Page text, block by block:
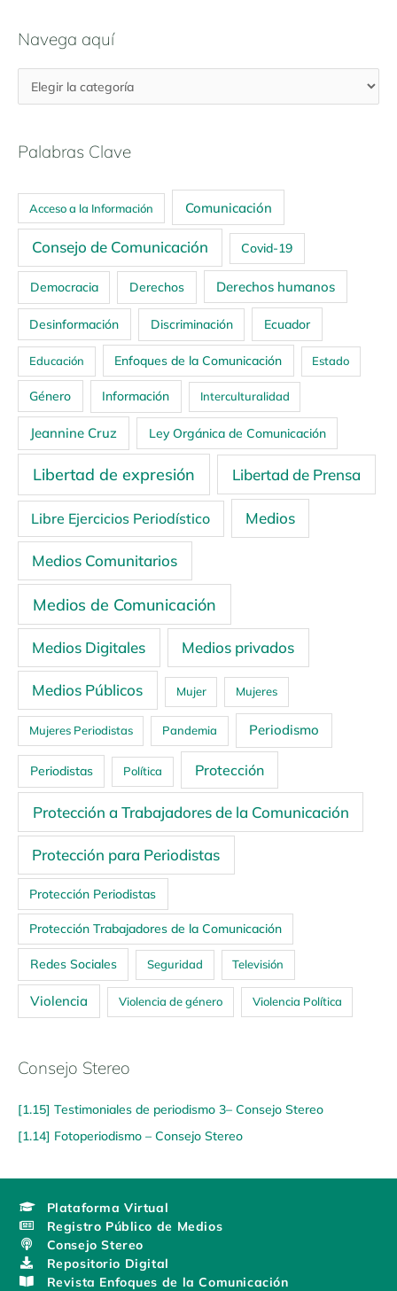
Navega aquí
Palabras Clave
Acceso a la Información Comunicación
Consejo de Comunicación Covid-19
Democracia Derechos Derechos humanos
Desinformación Discriminación Ecuador
Educación Enfoques de la Comunicación Estado
Género Información Interculturalidad
Jeannine Cruz Ley Orgánica de Comunicación
Libertad de expresión Libertad de Prensa
Libre Ejercicios Periodístico Medios
Medios Comunitarios
Medios de Comunicación
Medios Digitales Medios privados
Medios Públicos Mujer Mujeres
Mujeres Periodistas Pandemia Periodismo
Periodistas Política Protección
Protección a Trabajadores de la Comunicación
Protección para Periodistas
Protección Periodistas
Protección Trabajadores de la Comunicación
Redes Sociales Seguridad Televisión
Violencia Violencia de género Violencia Política
Consejo Stereo
[1.15] Testimoniales de periodismo 3– Consejo Stereo
[1.14] Fotoperiodismo – Consejo Stereo
Plataforma Virtual
Registro Público de Medios
Consejo Stereo
Repositorio Digital
Revista Enfoques de la Comunicación